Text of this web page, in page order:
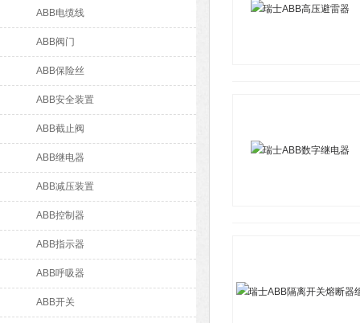
ABB电缆线
ABB阀门
ABB保险丝
ABB安全装置
ABB截止阀
ABB继电器
ABB减压装置
ABB控制器
ABB指示器
ABB呼吸器
ABB开关